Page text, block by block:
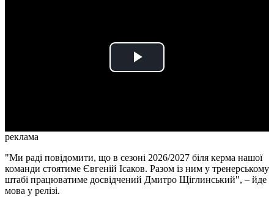
Play
реклама
"Ми раді повідомити, що в сезоні 2026/2027 біля керма нашої
команди стоятиме Євгеній Ісаков. Разом із ним у тренерському
штабі працюватиме досвідчений Дмитро Щіглинський", – йде
мова у релізі.